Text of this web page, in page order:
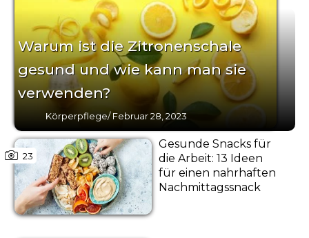
Warum ist die Zitronenschale
gesund und wie kann man sie
verwenden?
Körperpflege/Februar 28, 2023
23
Gesunde Snacks für
die Arbeit: 13 Ideen
für einen nahrhaften
Nachmittagssnack